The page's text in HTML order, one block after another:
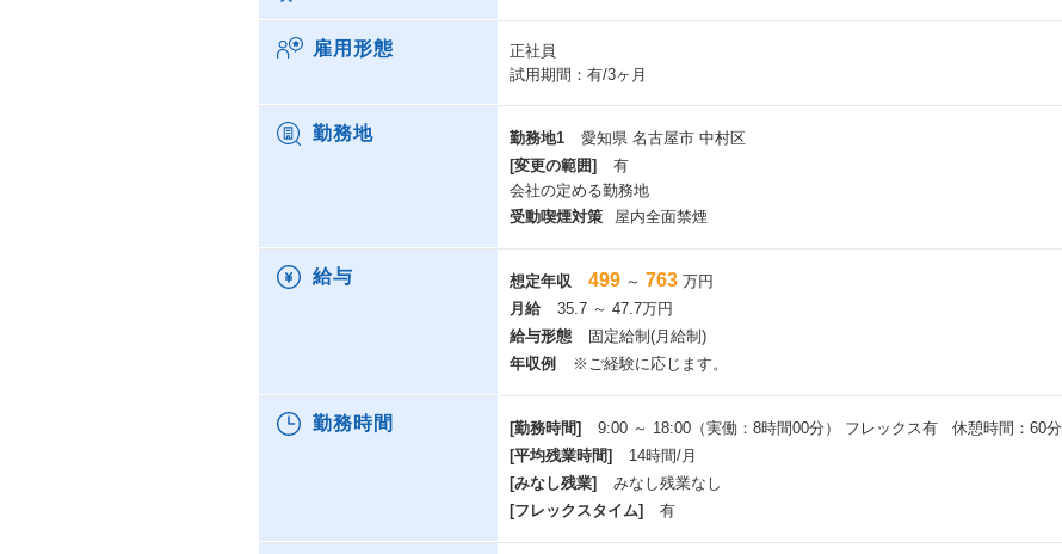
雇用形態
正社員
試用期間：有/3ヶ月
勤務地 勤務地1
愛知県 名古屋市 中村区
[変更の範囲]
有
会社の定める勤務地
受動喫煙対策
屋内全面禁煙
給与 想定年収 499 ～ 763 万円
月給
35.7 ～ 47.7万円
給与形態
固定給制(月給制)
年収例
※ご経験に応じます。
勤務時間 [勤務時間]
9:00 ～ 18:00（実働：8時間00分） フレックス有 休憩時間：60分
[平均残業時間]
14時間/月
[みなし残業]
みなし残業なし
[フレックスタイム]
有